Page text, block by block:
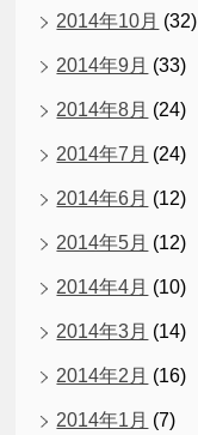
2014年10月 (32)
2014年9月 (33)
2014年8月 (24)
2014年7月 (24)
2014年6月 (12)
2014年5月 (12)
2014年4月 (10)
2014年3月 (14)
2014年2月 (16)
2014年1月 (7)